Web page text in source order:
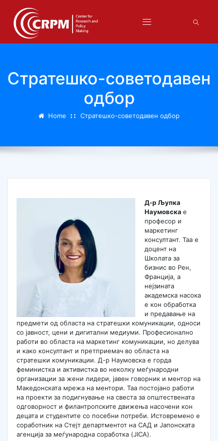
Стратешко-советодавен
одбор
Home Стратешко-советодавен одбор
Д-р Љупка
Наумовскае
професор и
маркетинг
консултант. Таа е
доцент на
Школата за
бизнис во Рен,
Франција, а
нејзината
академска насока
е кон обработка
и предавање на
предмети од областа на стратешки комуникации, односи
со јавност, цени и дигитални медиуми. Професионално
работи во областа на маркетинг комуникации, но делува
и како консултант и претприемач во областа на
стратешки комуникации. Д-р Наумовска е горда
феминистка и активистка во неколку меѓународни
организации за жени лидери, јавен говорник и ментор на
Македонската мрежа на ментори. Таа постојано работи
на проекти за подигнување на свеста за општествената
одговорност и филантропските движења насочени кон
децата и студентите со посебни потреби. Истовремено е
соработник на Стејт департментот на САД и Јапонската
агенција за меѓународна соработка (JICA).